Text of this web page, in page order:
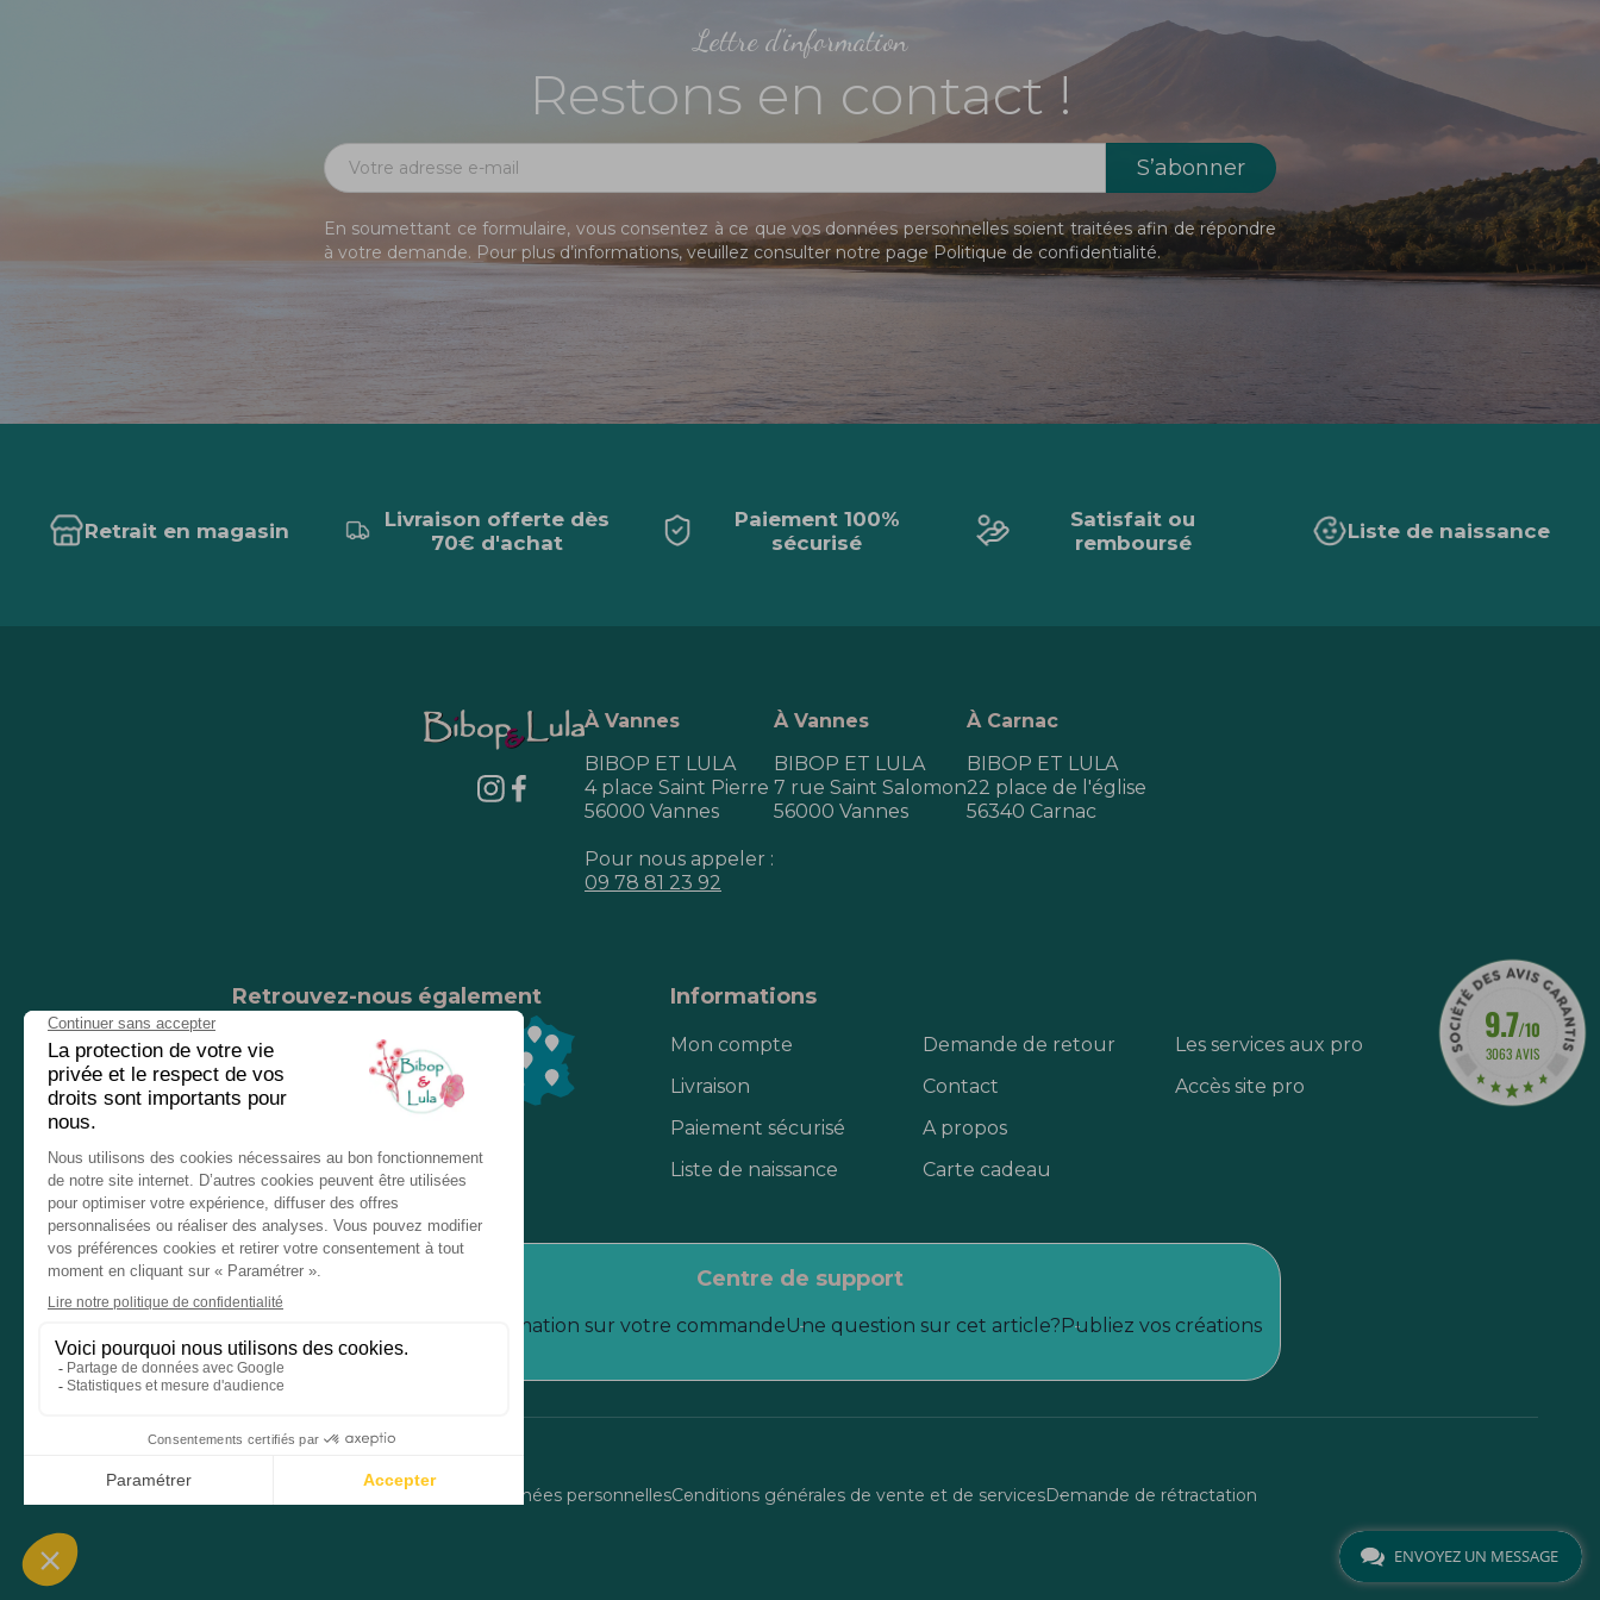
Lettre d'information
Restons en contact !
En soumettant ce formulaire, vous consentez à ce que vos données personnelles soient traitées afin de répondre
à votre demande. Pour plus d’informations, veuillez consulter notre pagePolitique de confidentialité.
Retrait en magasin
Livraison offerte dès
70€ d'achat
Paiement 100%
sécurisé
Satisfait ou
remboursé
Liste de naissance
À Vannes
BIBOP ET LULA
4 place Saint Pierre
56000 Vannes
Pour nous appeler :
09 78 81 23 92
À Vannes
BIBOP ET LULA
7 rue Saint Salomon
56000 Vannes
À Carnac
BIBOP ET LULA
22 place de l'église
56340 Carnac
Retrouvez-nous également
Nos magasins
Chez nos revendeurs
Informations
Mon compte
Livraison
Paiement sécurisé
Liste de naissance
Demande de retour
Contact
A propos
Carte cadeau
Les services aux pro
Accès site pro
centre de support
Information sur votre commandeUne question sur cet article?Publiez vos créations
Mentions légales Données personnellesConditions générales de vente et de servicesDemande de rétractation
ENVOYEZ UN MESSAGE
9.7/10
3063 AVIS